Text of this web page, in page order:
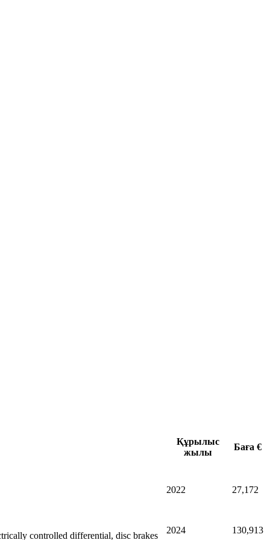
Құрылыс
жылы
Баға €
2022 27,172
controlled differential, disc brakes
2024 130,913